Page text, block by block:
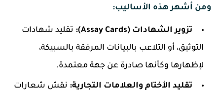
ومن أشهر هذه الأساليب:
تزوير الشهادات (Assay Cards):
تقليد شهادات
التوثيق، أو التلاعب بالبيانات المرفقة بالسبيكة،
لإظهارها وكأنها صادرة عن جهة معتمدة.
تقليد الأختام والعلامات التجارية: نقش شعارات